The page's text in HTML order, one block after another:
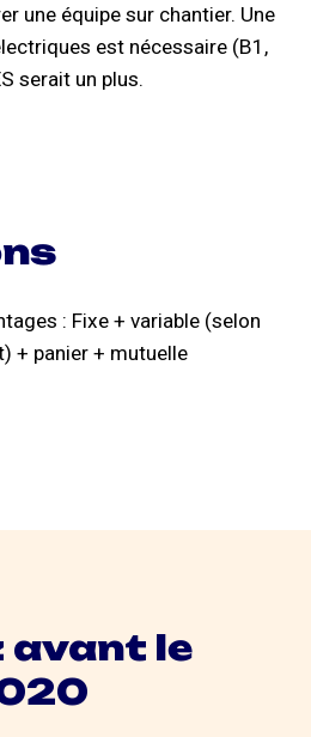
une équipe sur chantier. Une
est nécessaire (B1,
serait un plus.
: Fixe + variable (selon
+ panier + mutuelle
avant le